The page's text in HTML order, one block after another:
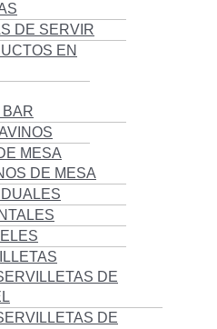
DE SERVIR
EN
BAR
MESA
DE MESA
DE
DE